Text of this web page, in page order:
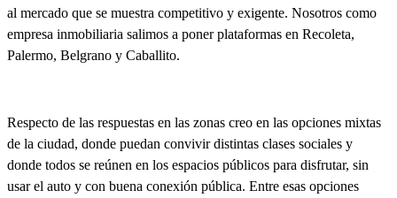
al mercado que se muestra competitivo y exigente. Nosotros como
empresa inmobiliaria salimos a poner plataformas en Recoleta,
Palermo, Belgrano y Caballito.
Respecto de las respuestas en las zonas creo en las opciones mixtas
de la ciudad, donde puedan convivir distintas clases sociales y
donde todos se reúnen en los espacios públicos para disfrutar, sin
usar el auto y con buena conexión pública. Entre esas opciones